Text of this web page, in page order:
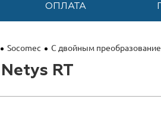
ОПЛАТА
Socomec С двойным
RT